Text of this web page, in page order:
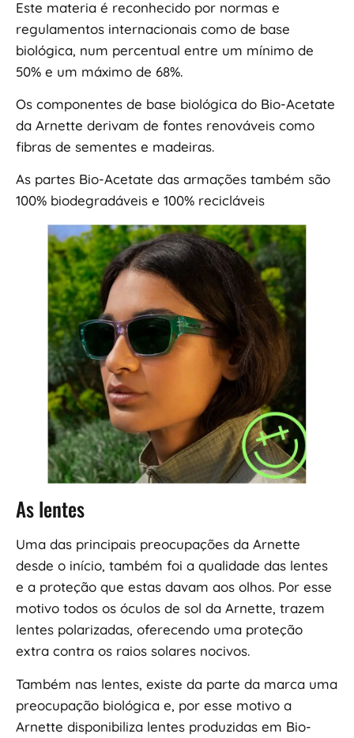
Este materia é reconhecido por normas e
regulamentos internacionais como de base
biológica, num percentual entre um mínimo de
50% e um máximo de 68%.​
Os componentes de base biológica do Bio-Acetate
da Arnette derivam de fontes renováveis ​​como
fibras de sementes e madeiras.
As partes Bio-Acetate das armações também são
100% biodegradáveis ​​e 100% recicláveis
As lentes
Uma das principais preocupações da Arnette
desde o início, também foi a qualidade das lentes
e a proteção que estas davam aos olhos. Por esse
motivo todos os óculos de sol da Arnette, trazem
lentes polarizadas, oferecendo uma proteção
extra contra os raios solares nocivos.
Também nas lentes, existe da parte da marca uma
preocupação biológica e, por esse motivo a
Arnette disponibiliza lentes produzidas em Bio-